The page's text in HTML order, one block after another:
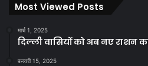
Most Viewed Posts
मार्च 1, 2025
दिल्ली वासियों को अब नए राशन
फ़रवरी 15, 2025